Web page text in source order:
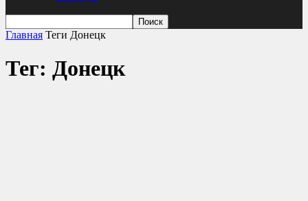
Главная Теги Донецк
Тег: Донецк